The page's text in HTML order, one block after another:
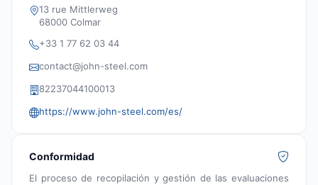
13 rue Mittlerweg
68000 Colmar
+33 1 77 62 03 44
contact@john-steel.com
82237044100013
https://www.john-steel.com/es/
Conformidad
El proceso de recopilación y gestión de las evaluaciones